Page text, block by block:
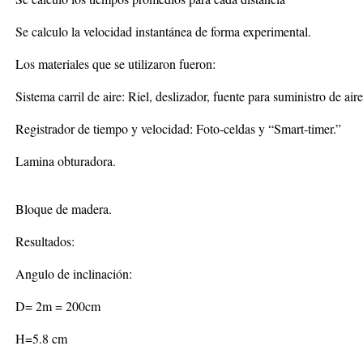
Se calculo la velocidad instantánea de forma experimental.
Los materiales que se utilizaron fueron:
Sistema carril de aire: Riel, deslizador, fuente para suministro de
Registrador de tiempo y velocidad: Foto-celdas y “Smart-timer.”
Lamina obturadora.
Bloque de madera.
Resultados:
Angulo de inclinación:
D= 2m = 200cm
H=5.8 cm